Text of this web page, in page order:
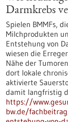
Darmkrebs
Spielen BMMFs,
Milchprodukten
Entstehung von
wiesen die
Nähe der
dort lokale
aktivierte
damit langfristig
https://
bw.de/